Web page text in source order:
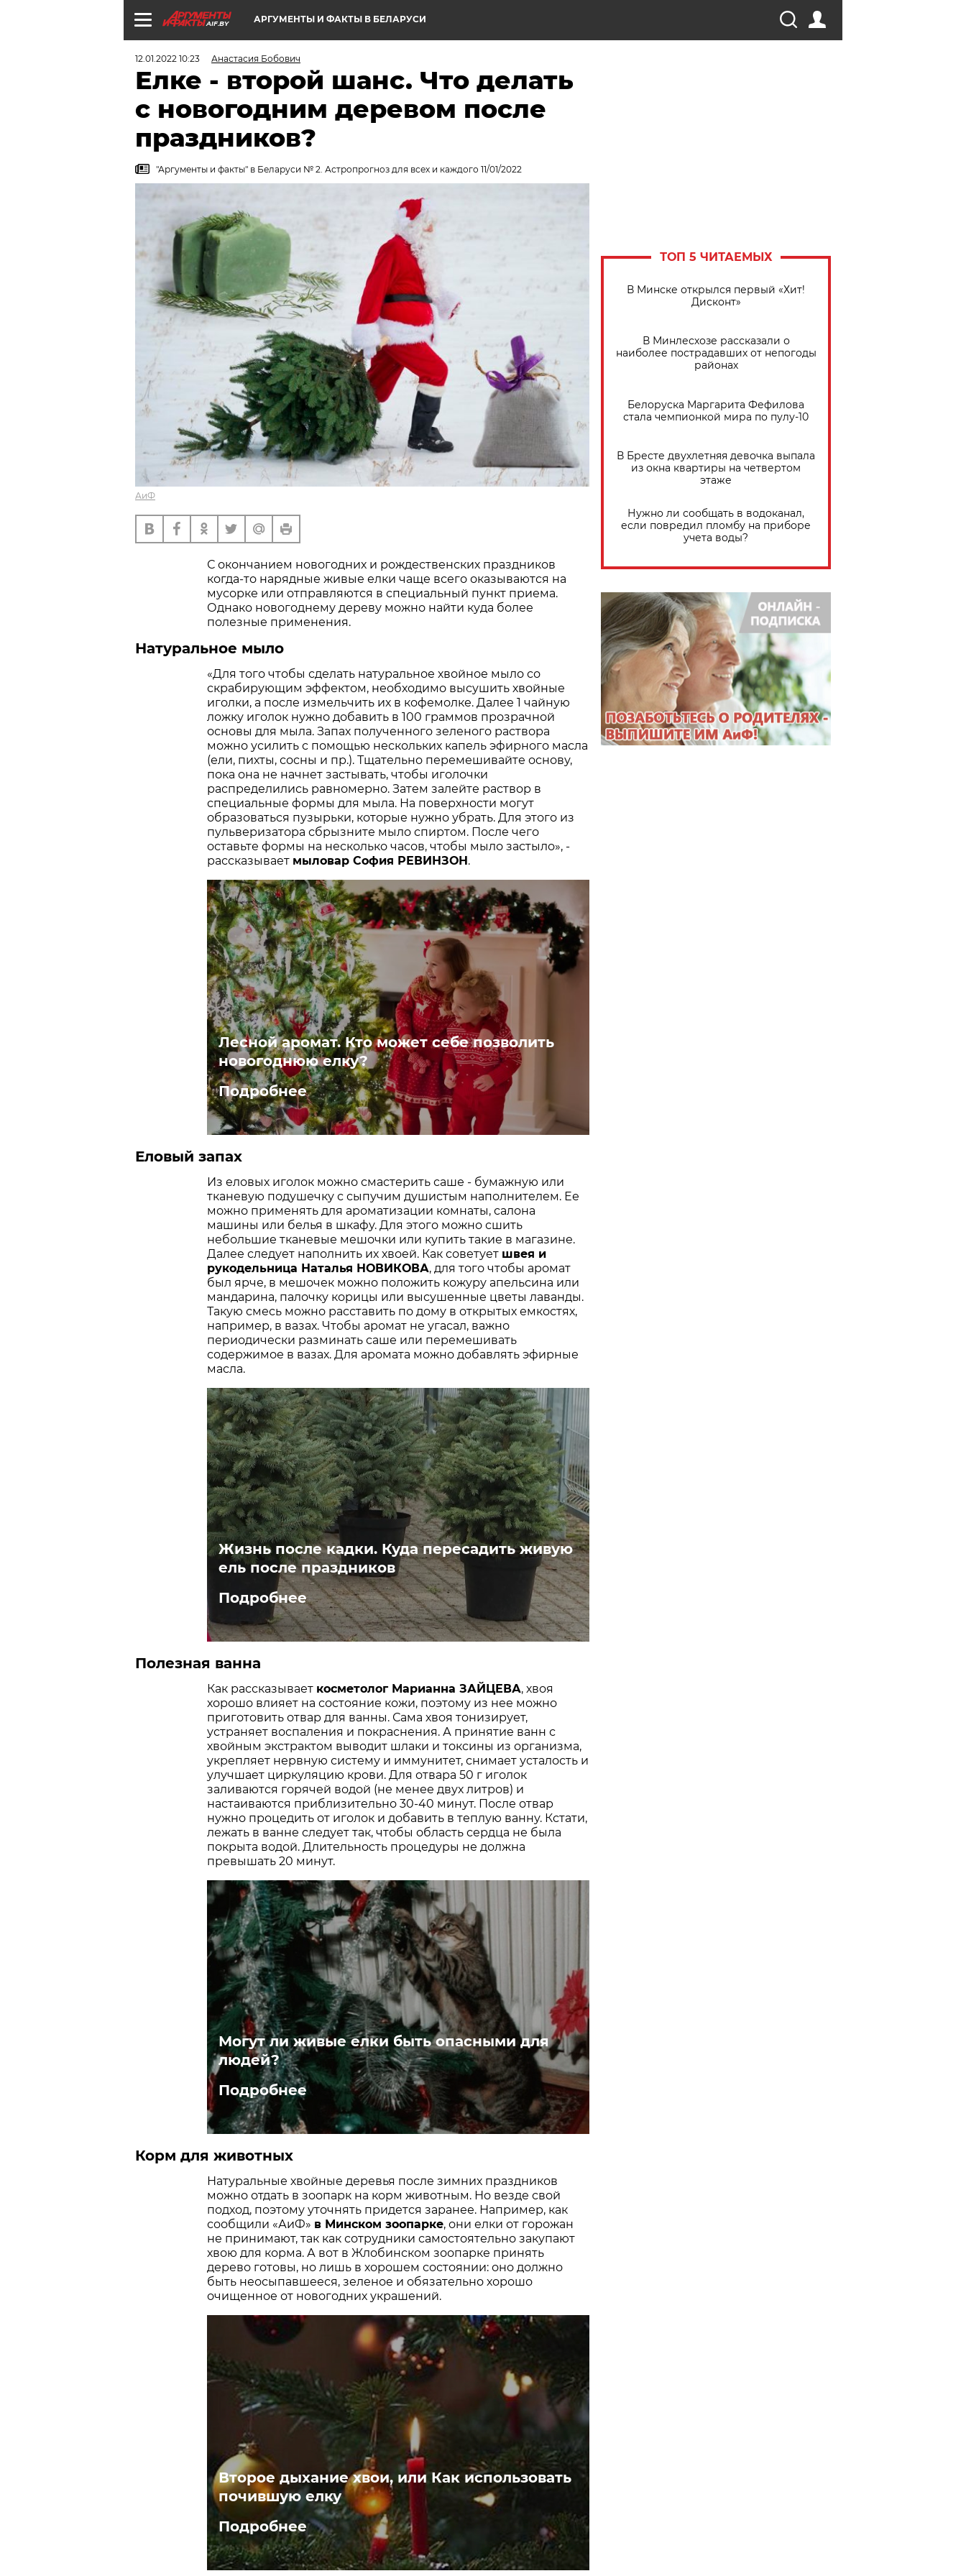
AIF.BY АРГУМЕНТЫ И ФАКТЫ В БЕЛАРУСИ
12.01.2022 10:23 Анастасия Бобович
Елке - второй шанс. Что делать
с новогодним деревом после
праздников?
"Аргументы и факты" в Беларуси № 2. Астропрогноз для всех и каждого 11/01/2022
АиФ
С окончанием новогодних и рождественских праздников
когда-то нарядные живые елки чаще всего оказываются на
мусорке или отправляются в специальный пункт приема.
Однако новогоднему дереву можно найти куда более
полезные применения.
Натуральное мыло
«Для того чтобы сделать натуральное хвойное мыло со
скрабирующим эффектом, необходимо высушить хвойные
иголки, а после измельчить их в кофемолке. Далее 1 чайную
ложку иголок нужно добавить в 100 граммов прозрачной
основы для мыла. Запах полученного зеленого раствора
можно усилить с помощью нескольких капель эфирного масла
(ели, пихты, сосны и пр.). Тщательно перемешивайте основу,
пока она не начнет застывать, чтобы иголочки
распределились равномерно. Затем залейте раствор в
специальные формы для мыла. На поверхности могут
образоваться пузырьки, которые нужно убрать. Для этого из
пульверизатора сбрызните мыло спиртом. После чего
оставьте формы на несколько часов, чтобы мыло застыло», -
рассказывает мыловар София РЕВИНЗОН.
Лесной аромат. Кто может себе позволить
новогоднюю елку?
Подробнее
Еловый запах
Из еловых иголок можно смастерить саше - бумажную или
тканевую подушечку с сыпучим душистым наполнителем. Ее
можно применять для ароматизации комнаты, салона
машины или белья в шкафу. Для этого можно сшить
небольшие тканевые мешочки или купить такие в магазине.
Далее следует наполнить их хвоей. Как советует швея и
рукодельница Наталья НОВИКОВА, для того чтобы аромат
был ярче, в мешочек можно положить кожуру апельсина или
мандарина, палочку корицы или высушенные цветы лаванды.
Такую смесь можно расставить по дому в открытых емкостях,
например, в вазах. Чтобы аромат не угасал, важно
периодически разминать саше или перемешивать
содержимое в вазах. Для аромата можно добавлять эфирные
масла.
Жизнь после кадки. Куда пересадить живую
ель после праздников
Подробнее
Полезная ванна
Как рассказывает косметолог Марианна ЗАЙЦЕВА, хвоя
хорошо влияет на состояние кожи, поэтому из нее можно
приготовить отвар для ванны. Сама хвоя тонизирует,
устраняет воспаления и покраснения. А принятие ванн с
хвойным экстрактом выводит шлаки и токсины из организма,
укрепляет нервную систему и иммунитет, снимает усталость и
улучшает циркуляцию крови. Для отвара 50 г иголок
заливаются горячей водой (не менее двух литров) и
настаиваются приблизительно 30-40 минут. После отвар
нужно процедить от иголок и добавить в теплую ванну. Кстати,
лежать в ванне следует так, чтобы область сердца не была
покрыта водой. Длительность процедуры не должна
превышать 20 минут.
Могут ли живые елки быть опасными для
людей?
Подробнее
Корм для животных
Натуральные хвойные деревья после зимних праздников
можно отдать в зоопарк на корм животным. Но везде свой
подход, поэтому уточнять придется заранее. Например, как
сообщили «АиФ» в Минском зоопарке, они елки от горожан
не принимают, так как сотрудники самостоятельно закупают
хвою для корма. А вот в Жлобинском зоопарке принять
дерево готовы, но лишь в хорошем состоянии: оно должно
быть неосыпавшееся, зеленое и обязательно хорошо
очищенное от новогодних украшений.
Второе дыхание хвои, или Как использовать
почившую елку
Подробнее
ТОП 5 ЧИТАЕМЫХ
В Минске открылся первый «Хит!
Дисконт»
В Минлесхозе рассказали о
наиболее пострадавших от непогоды
районах
Белоруска Маргарита Фефилова
стала чемпионкой мира по пулу-10
В Бресте двухлетняя девочка выпала
из окна квартиры на четвертом
этаже
Нужно ли сообщать в водоканал,
если повредил пломбу на приборе
учета воды?